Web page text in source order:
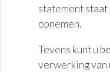
statement staat
opnemen.
Tevens kunt u
verwerking van